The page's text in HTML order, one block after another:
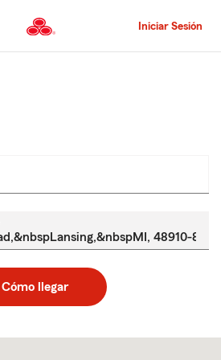
al
contenido
principal
Iniciar Sesión
Cómo llegar
to